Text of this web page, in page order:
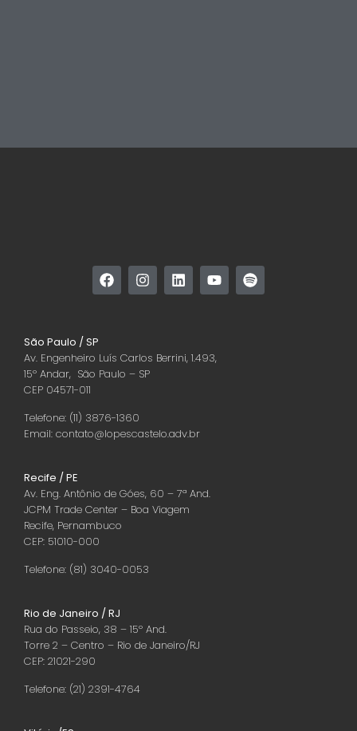
São Paulo / SP
Av. Engenheiro Luís Carlos Berrini, 1.493,
15º Andar, São Paulo – SP
CEP 04571-011
Telefone: (11) 3876-1360
Email: contato@lopescastelo.adv.br
Recife / PE
Av. Eng. Antônio de Góes, 60 – 7ª And.
JCPM Trade Center – Boa Viagem
Recife, Pernambuco
CEP: 51010-000
Telefone: (81) 3040-0053
Rio de Janeiro / RJ
Rua do Passeio, 38 – 15º And.
Torre 2 – Centro – Rio de Janeiro/RJ
CEP: 21021-290
Telefone: (21) 2391-4764